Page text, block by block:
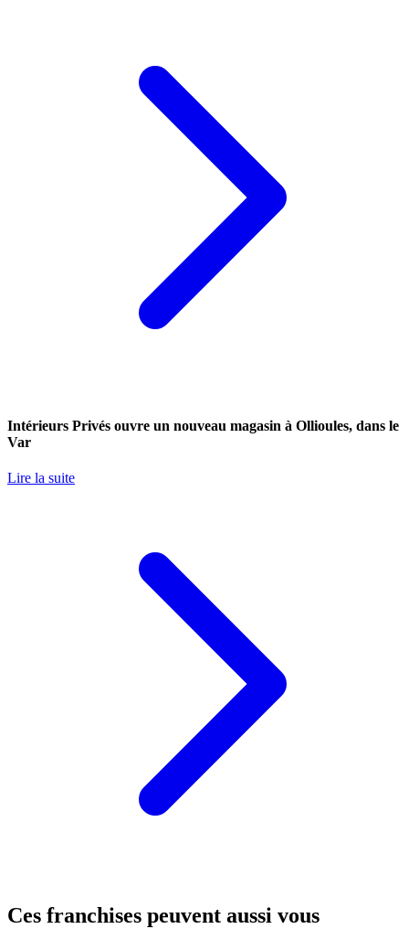
Intérieurs Privés ouvre un nouveau magasin à Ollioules, dans le
Var
Lire la suite
Ces franchises peuvent aussi vous